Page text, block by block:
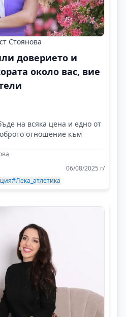
Стоянова
доверието и
около вас, вие
на всяка цена и едно от
отношение към
06/08/2025 г/
#Лека_атлетика